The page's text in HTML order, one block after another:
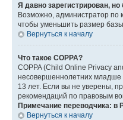
Я давно зарегистрирован,
Возможно, администратор по
чтобы уменьшить размер базы
Вернуться к началу
Что такое COPPA?
COPPA (Child Online Privacy
несовершеннолетних младше
13 лет. Если вы не уверены,
рекомендаций по правовым
Примечание переводчика: в
Вернуться к началу